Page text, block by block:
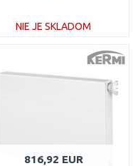
NIE JE SKLADOM
DO KOŠÍKA
Porovnať
816,92 EUR